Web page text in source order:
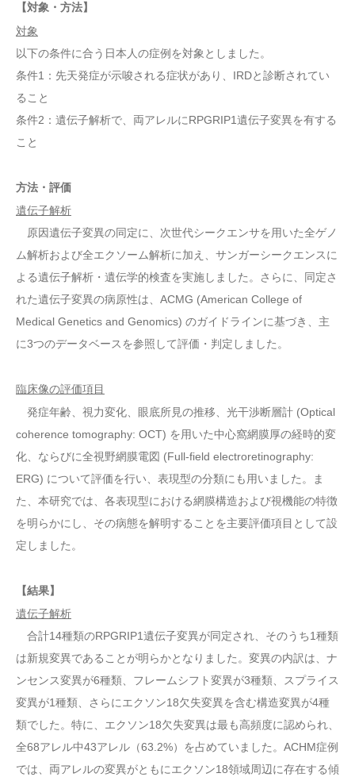
【対象・方法】
対象
以下の条件に合う日本人の症例を対象としました。
条件1：先天発症が示唆される症状があり、IRDと診断されてい
ること
条件2：遺伝子解析で、両アレルにRPGRIP1遺伝子変異を有する
こと
方法・評価
遺伝子解析
原因遺伝子変異の同定に、次世代シークエンサを用いた全ゲノ
ム解析および全エクソーム解析に加え、サンガーシークエンスに
よる遺伝子解析・遺伝学的検査を実施しました。さらに、同定さ
れた遺伝子変異の病原性は、ACMG (American College of
Medical Genetics and Genomics) のガイドラインに基づき、主
に3つのデータベースを参照して評価・判定しました。
臨床像の評価項目
発症年齢、視力変化、眼底所見の推移、光干渉断層計 (Optical
coherence tomography: OCT) を用いた中心窩網膜厚の経時的変
化、ならびに全視野網膜電図 (Full-field electroretinography:
ERG) について評価を行い、表現型の分類にも用いました。ま
た、本研究では、各表現型における網膜構造および視機能の特徴
を明らかにし、その病態を解明することを主要評価項目として設
定しました。
【結果】
遺伝子解析
合計14種類のRPGRIP1遺伝子変異が同定され、そのうち1種類
は新規変異であることが明らかとなりました。変異の内訳は、ナ
ンセンス変異が6種類、フレームシフト変異が3種類、スプライス
変異が1種類、さらにエクソン18欠失変異を含む構造変異が4種
類でした。特に、エクソン18欠失変異は最も高頻度に認められ、
全68アレル中43アレル（63.2%）を占めていました。ACHM症例
では、両アレルの変異がともにエクソン18領域周辺に存在する傾